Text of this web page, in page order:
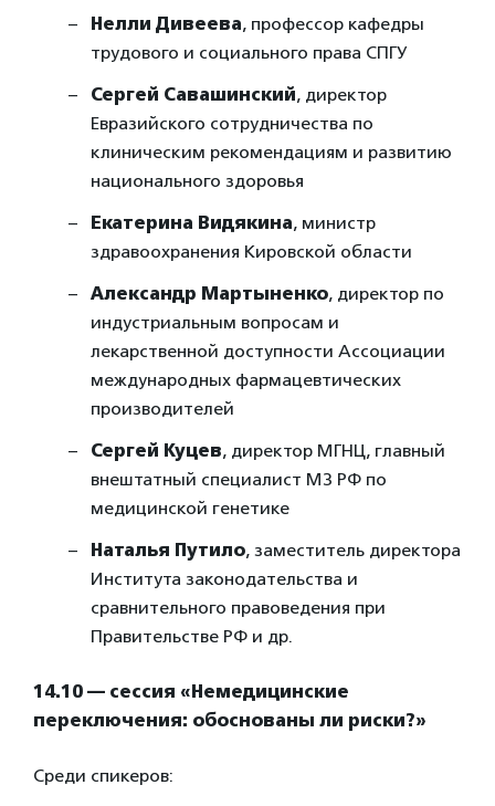
Нелли Дивеева, профессор кафедры
трудового и социального права СПГУ
Сергей Савашинский, директор
Евразийского сотрудничества по
клиническим рекомендациям и развитию
национального здоровья
Екатерина Видякина, министр
здравоохранения Кировской области
Александр Мартыненко, директор по
индустриальным вопросам и
лекарственной доступности Ассоциации
международных фармацевтических
производителей
Сергей Куцев, директор МГНЦ, главный
внештатный специалист МЗ РФ по
медицинской генетике
Наталья Путило, заместитель директора
Института законодательства и
сравнительного правоведения при
Правительстве РФ и др.
14.10 — сессия «Немедицинские
переключения: обоснованы ли риски?»
Среди спикеров: